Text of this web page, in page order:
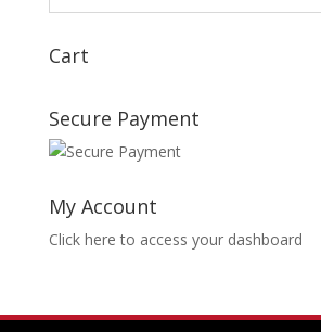
Cart
Secure Payment
My Account
Click here to access your dashboard